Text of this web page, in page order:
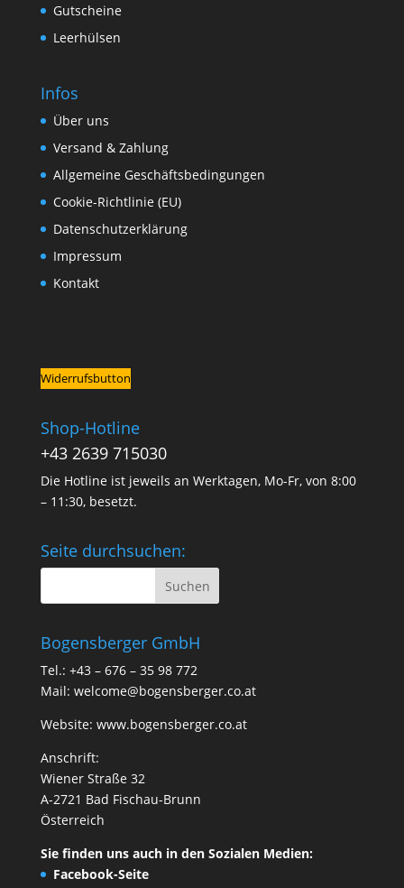
Gutscheine
Leerhülsen
Infos
Über uns
Versand & Zahlung
Allgemeine Geschäftsbedingungen
Cookie-Richtlinie (EU)
Datenschutzerklärung
Impressum
Kontakt
Widerrufsbutton
Shop-Hotline
+43 2639 715030
Die Hotline ist jeweils an Werktagen, Mo-Fr, von 8:00
– 11:30, besetzt.
Seite durchsuchen:
Bogensberger GmbH
Tel.: +43 – 676 – 35 98 772
Mail: welcome@bogensberger.co.at
Website: www.bogensberger.co.at
Anschrift:
Wiener Straße 32
A-2721 Bad Fischau-Brunn
Österreich
Sie finden uns auch in den Sozialen Medien:
Facebook-Seite